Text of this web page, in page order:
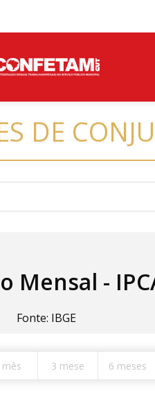
DE
Mensal -
Fonte: IBGE
mês 3 mese 6 meses